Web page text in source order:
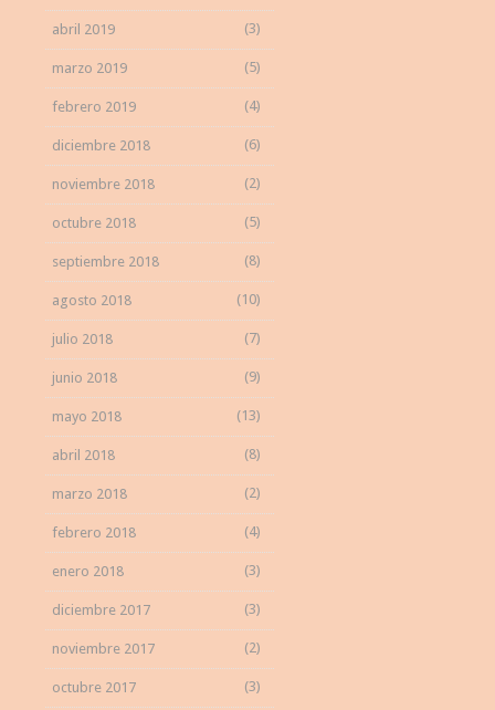
abril 2019 (3)
marzo 2019 (5)
febrero 2019 (4)
diciembre 2018 (6)
noviembre 2018 (2)
octubre 2018 (5)
septiembre 2018 (8)
agosto 2018 (10)
julio 2018 (7)
junio 2018 (9)
mayo 2018 (13)
abril 2018 (8)
marzo 2018 (2)
febrero 2018 (4)
enero 2018 (3)
diciembre 2017 (3)
noviembre 2017 (2)
octubre 2017 (3)